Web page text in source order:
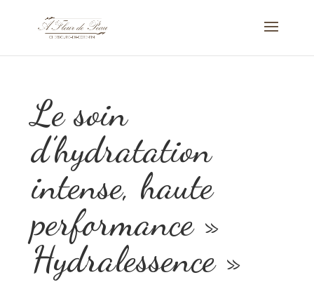
Le soin
d’hydratation
intense, haute
performance »
Hydralessence »